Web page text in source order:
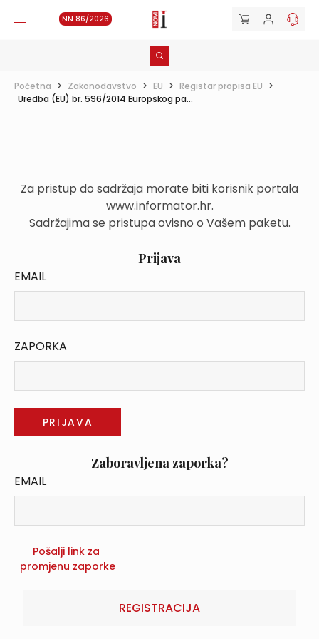
NN 86/2026
Početna > Zakonodavstvo > EU > Registar propisa EU >
Uredba (EU) br. 596/2014 Europskog pa...
Za pristup do sadržaja morate biti korisnik portala
www.informator.hr.
Sadržajima se pristupa ovisno o Vašem paketu.
Prijava
EMAIL
ZAPORKA
Zaboravljena zaporka?
EMAIL
REGISTRACIJA